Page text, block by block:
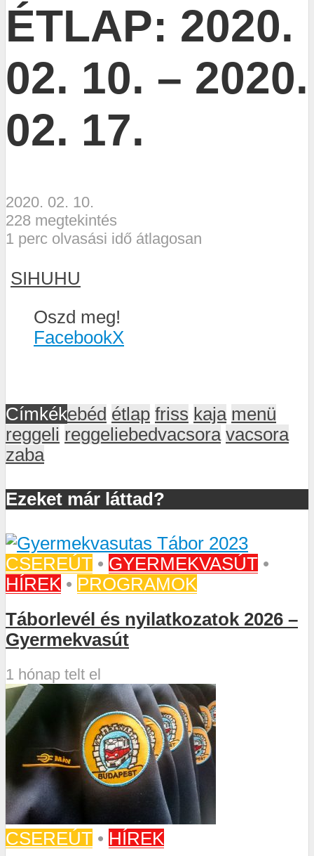
ÉTLAP: 2020.
02. 10. – 2020.
02. 17.
2020. 02. 10.
228 megtekintés
1 perc olvasási idő átlagosan
SIHUHU
Oszd meg!
FacebookX
Címkékebéd étlap friss kaja menü
reggeli reggeliebedvacsora vacsora
zaba
Ezeket már láttad?
CSEREÚT • GYERMEKVASÚT •
HÍREK • PROGRAMOK
Táborlevél és nyilatkozatok 2026 –
Gyermekvasút
1 hónap telt el
CSEREÚT • HÍREK